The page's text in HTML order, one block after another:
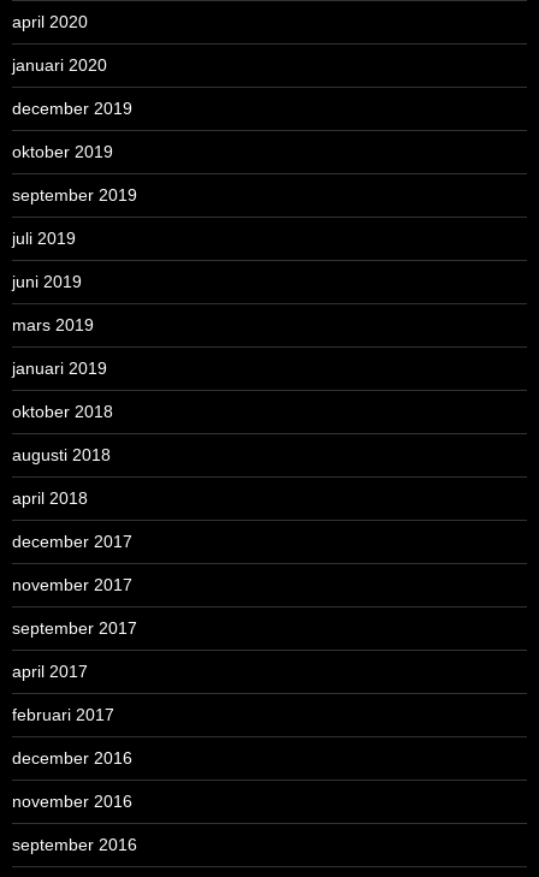
april 2020
januari 2020
december 2019
oktober 2019
september 2019
juli 2019
juni 2019
mars 2019
januari 2019
oktober 2018
augusti 2018
april 2018
december 2017
november 2017
september 2017
april 2017
februari 2017
december 2016
november 2016
september 2016